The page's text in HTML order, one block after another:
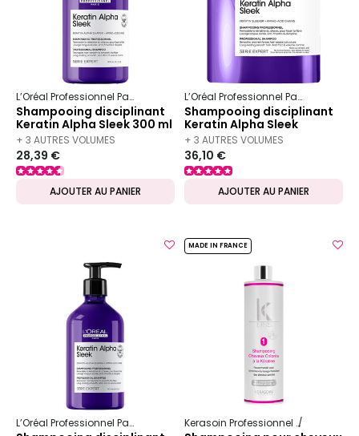
L’Oréal Professionnel Paris Serie Expert Keratin Alpha Sleek
Shampooing disciplinant
Keratin Alpha Sleek 300 ml
+ 3 AUTRES VOLUMES
DISPONIBLES
28,39 €
AJOUTER AU PANIER
L’Oréal Professionnel Paris
Shampooing disciplinant
Keratin Alpha Sleek
recharge 500 ml
+ 3 AUTRES VOLUMES
DISPONIBLES
36,10 €
AJOUTER AU PANIER
L’Oréal Professionnel Paris Serie Expert Keratin Alpha Sleek
MADE IN FRANCE
Kerasoin Professionnel